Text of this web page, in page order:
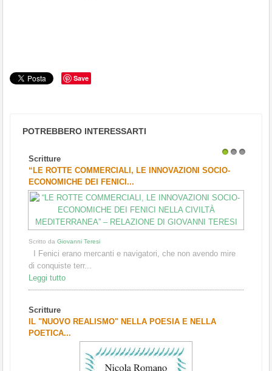
Save
POTREBBERO INTERESSARTI
Scritture
“LE ROTTE COMMERCIALI, LE INNOVAZIONI SOCIO-
ECONOMICHE DEI FENICI...
Scritto da Giovanni Teresi
I Fenici erano mercanti e navigatori, che non avendo mire
di conquiste terr...
Leggi tutto
Scritture
IL "NUOVO REALISMO" NELLA POESIA E NELLA
POETICA...